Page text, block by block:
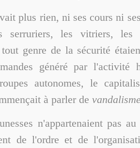
plus rien, ni ses cours ni
serruriers, les vitriers, les
genre de la sécurité
généré par l'activité
autonomes, le
à parler de
n'appartenaient pas
de l'ordre et de